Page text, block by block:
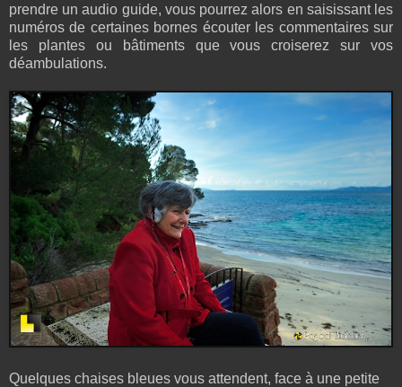
prendre un audio guide, vous pourrez alors en saisissant les
numéros de certaines bornes écouter les commentaires sur
les plantes ou bâtiments que vous croiserez sur vos
déambulations.
Quelques chaises bleues vous attendent, face à une petite